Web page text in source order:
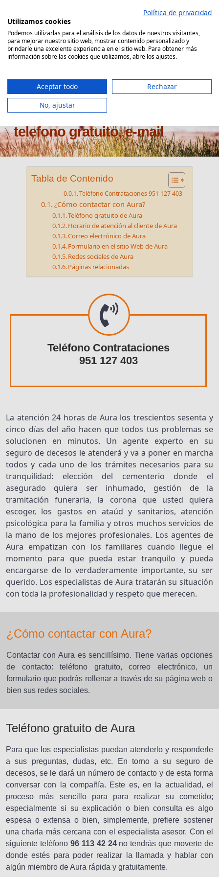
contenido
Comparador Seguro Decesos
Atención al cliente Aura:
telefono gratuito, e-mail
Tabla de Contenido
Teléfono Contrataciones 951 127 403
¿Cómo contactar con Aura?
Teléfono gratuito de Aura
Horario de atención al cliente de Aura
Correo electrónico de Aura
Formulario en el sitio Web de Aura
Redes sociales de Aura
Páginas relacionadas
Teléfono Contrataciones
951 127 403
La atención 24 horas de Aura los trescientos sesenta y
cinco días del año hacen que todos tus problemas se
solucionen en minutos. Un agente experto en su
seguro de decesos le atenderá y va a poner en marcha
todos y cada uno de los trámites necesarios para su
tranquilidad: elección del cementerio donde el
asegurado quiera ser inhumado, gestión de la
tramitación funeraria, la corona que usted quiera
escoger, los gastos en ataúd y sanitarios, atención
psicológica para la familia y otros muchos servicios de
la mano de los mejores profesionales. Los agentes de
Aura empatizan con los familiares cuando llegue el
momento para que pueda estar tranquilo y pueda
encargarse de lo verdaderamente importante, su ser
querido. Los especialistas de Aura tratarán su situación
con toda la profesionalidad y respeto que merecen.
¿Cómo contactar con Aura?
Contactar con Aura es sencillísimo. Tiene varias opciones
de contacto: teléfono gratuito, correo electrónico, un
formulario que podrás rellenar a través de su página web o
bien sus redes sociales.
Teléfono gratuito de Aura
Para que los especialistas puedan atenderlo y responderle
a sus preguntas, dudas, etc. En torno a su seguro de
decesos, se le dará un número de contacto y de esta forma
conversar con la compañía. Este es, en la actualidad, el
proceso más sencillo para para realizar su cometido;
especialmente si su explicación o bien consulta es algo
espesa o extensa o bien, simplemente, prefiere sostener
una charla más cercana con el especialista asesor. Con el
siguiente teléfono 96 113 42 24no tendrás que moverte de
donde estés para poder realizar la llamada y hablar con
algún miembro de Aura rápida y gratuitamente.
Política de privacidad
Utilizamos cookies
Podemos utilizarlas para el análisis de los datos de nuestros visitantes,
para mejorar nuestro sitio web, mostrar contenido personalizado y
brindarle una excelente experiencia en el sitio web. Para obtener más
información sobre las cookies que utilizamos, abre los ajustes.
Aceptar todo
Rechazar
No, ajustar